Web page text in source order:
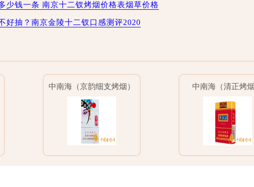
少钱一条 南京十二钗烤烟价格表烟草价格
好抽？南京金陵十二钗口感测评2020
中南海（京韵细支烤烟） 中南海（清正烤